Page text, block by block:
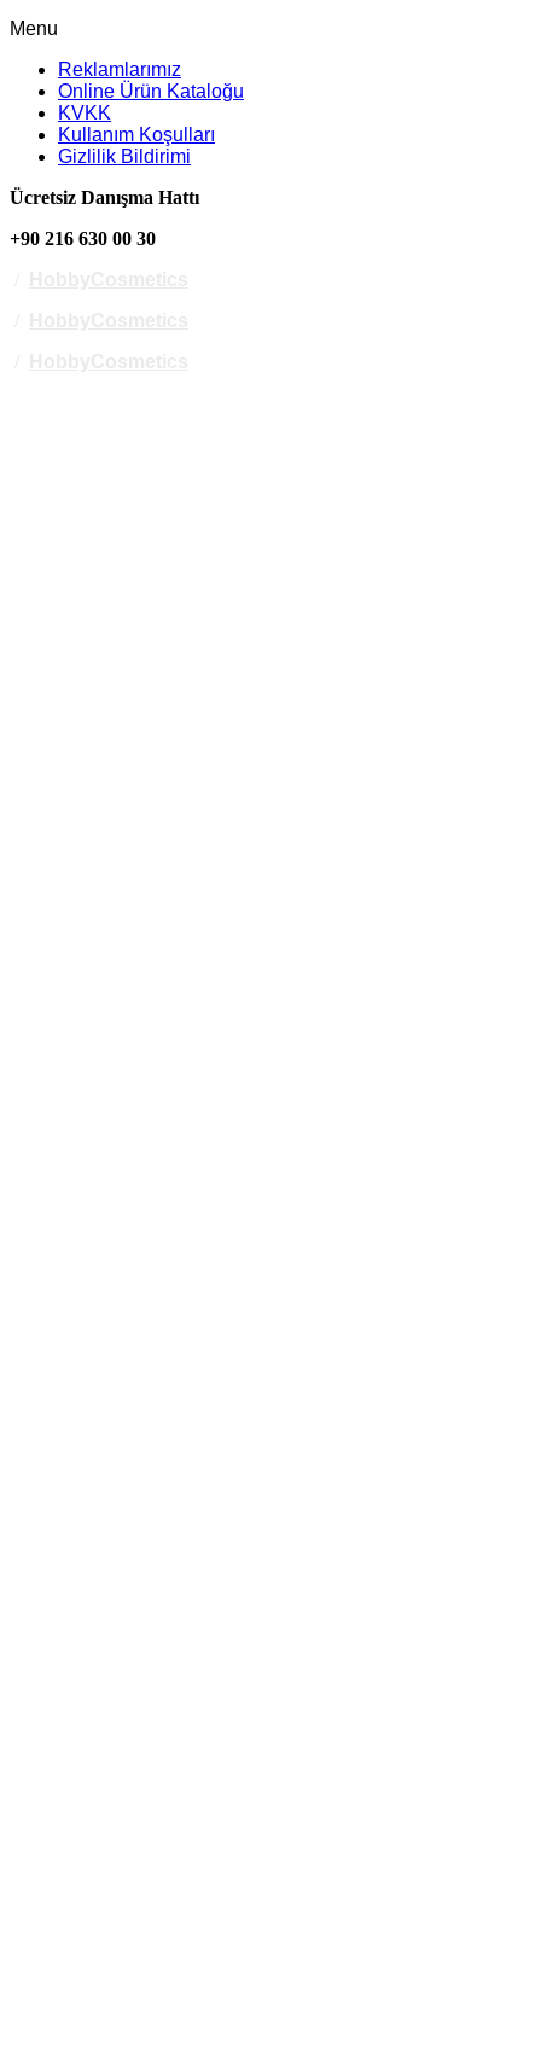
Menu
Reklamlarımız
Online Ürün Kataloğu
KVKK
Kullanım Koşulları
Gizlilik Bildirimi
Ücretsiz Danışma Hattı
+90 216 630 00 30